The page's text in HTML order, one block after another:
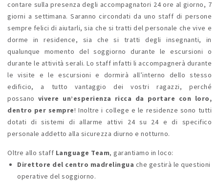
contare sulla presenza degli accompagnatori 24 ore al giorno, 7
giorni a settimana. Saranno circondati da uno staff di persone
sempre felici di aiutarli, sia che si tratti del personale che vive e
dorme in residence, sia che si tratti degli insegnanti, in
qualunque momento del soggiorno durante le escursioni o
durante le attività serali. Lo staff infatti li accompagnerà durante
le visite e le escursioni e dormirà all’interno dello stesso
edificio, a tutto vantaggio dei vostri ragazzi, perché
possano vivere un’esperienza ricca da portare con loro,
dentro per sempre! Inoltre i college e le residenze sono tutti
dotati di sistemi di allarme attivi 24 su 24 e di specifico
personale addetto alla sicurezza diurno e notturno.
Oltre allo staff Language Team, garantiamo in loco:
Direttore del centro madrelingua che gestirà le questioni
operative del soggiorno.